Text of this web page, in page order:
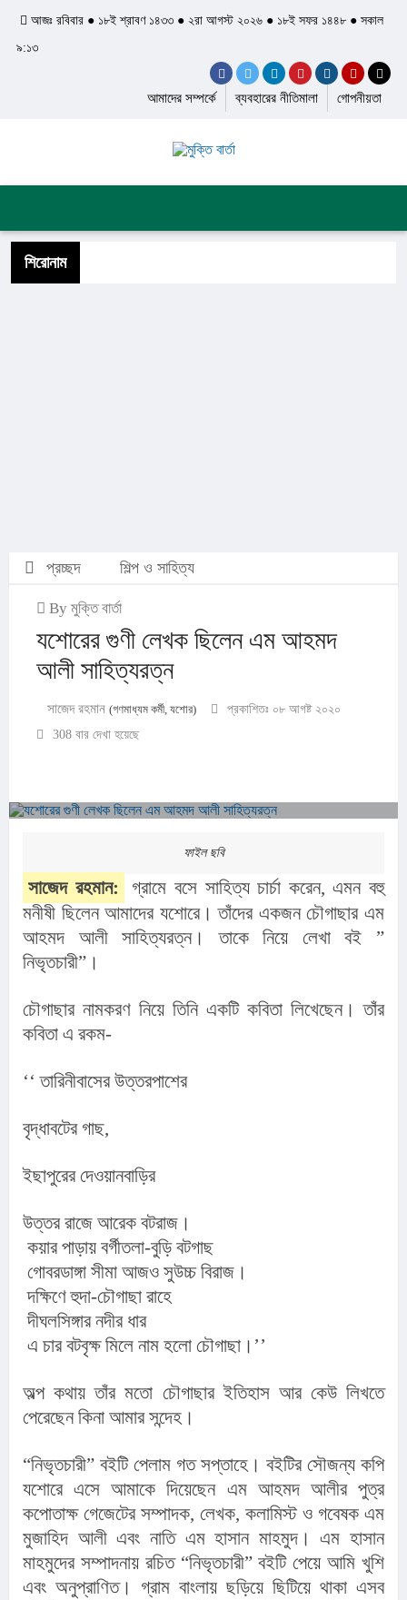
আজঃ রবিবার ● ১৮ই শ্রাবণ ১৪৩৩ ● ২রা আগস্ট ২০২৬ ● ১৮ই সফর ১৪৪৮ ● সকাল
৯:১৩
আমাদের সম্পর্কে ব্যবহারের নীতিমালা গোপনীয়তা
অপরাধ
শিরোনাম
প্রচ্ছদ শিল্প ও সাহিত্য
By মুক্তি বার্তা
যশোরের গুণী লেখক ছিলেন এম আহমদ
আলী সাহিত্যরত্ন
সাজেদ রহমান (গণমাধ্যম কর্মী, যশোর)
প্রকাশিতঃ ০৮ আগষ্ট ২০২০
308 বার দেখা হয়েছে
ফাইল ছবি
সাজেদ রহমান:
গ্রামে বসে সাহিত্য চার্চা করেন, এমন বহু
মনীষী ছিলেন আমাদের যশোরে। তাঁদের একজন চৌগাছার এম
আহমদ আলী সাহিত্যরত্ন। তাকে নিয়ে লেখা বই ”
নিভৃতচারী”।
চৌগাছার নামকরণ নিয়ে তিনি একটি কবিতা লিখেছেন। তাঁর
কবিতা এ রকম-
‘‘ তারিনীবাসের উত্তরপাশের
বৃদ্ধাবটের গাছ,
ইছাপুরের দেওয়ানবাড়ির
উত্তর রাজে আরেক বটরাজ।
কয়ার পাড়ায় বর্গীতলা-বুড়ি বটগাছ
গোবরডাঙ্গা সীমা আজও সুউচ্চ বিরাজ।
দক্ষিণে হুদা-চৌগাছা রাহে
দীঘলসিঙ্গার নদীর ধার
এ চার বটবৃক্ষ মিলে নাম হলো চৌগাছা।’’
অল্প কথায় তাঁর মতো চৌগাছার ইতিহাস আর কেউ লিখতে
পেরেছেন কিনা আমার সন্দেহ।
“নিভৃতচারী” বইটি পেলাম গত সপ্তাহে। বইটির সৌজন্য কপি
যশোরে এসে আমাকে দিয়েছেন এম আহমদ আলীর পুত্র
কপোতাক্ষ গেজেটের সম্পাদক, লেখক, কলামিস্ট ও গবেষক এম
মুজাহিদ আলী এবং নাতি এম হাসান মাহমুদ। এম হাসান
মাহমুদের সম্পাদনায় রচিত “নিভৃতচারী” বইটি পেয়ে আমি খুশি
এবং অনুপ্রাণিত। গ্রাম বাংলায় ছড়িয়ে ছিটিয়ে থাকা এসব